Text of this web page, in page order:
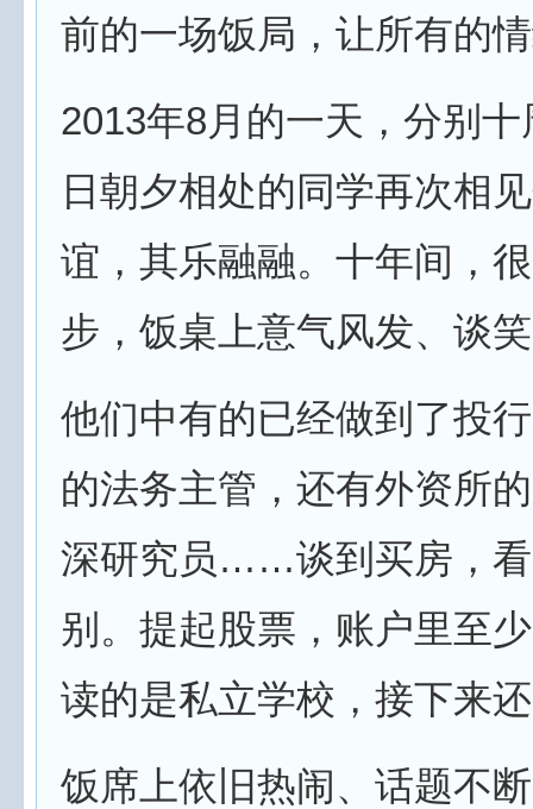
前的一场饭局，让所有的
2013年8月的一天，分别
日朝夕相处的同学再次相
谊，其乐融融。十年间，
步，饭桌上意气风发、谈
他们中有的已经做到了投
的法务主管，还有外资所
深研究员……谈到买房，看
别。提起股票，账户里至
读的是私立学校，接下来
饭席上依旧热闹、话题不